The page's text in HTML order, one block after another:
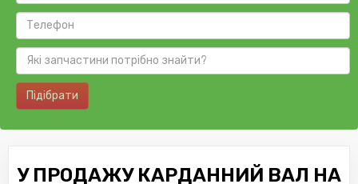
Підібрати
У ПРОДАЖУ КАРДАННИЙ ВАЛ НА